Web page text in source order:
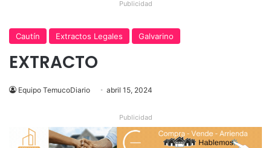
Publicidad
Cautín Extractos Legales Galvarino
EXTRACTO
Equipo TemucoDiario abril 15, 2024
Publicidad